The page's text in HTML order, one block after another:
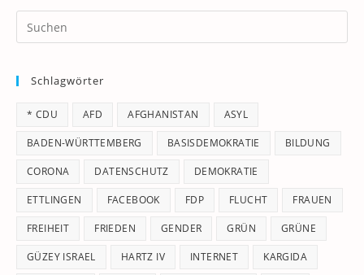
Schlagwörter
* CDU AFD AFGHANISTAN ASYL
BADEN-WÜRTTEMBERG BASISDEMOKRATIE BILDUNG
CORONA DATENSCHUTZ DEMOKRATIE
ETTLINGEN FACEBOOK FDP FLUCHT FRAUEN
FREIHEIT FRIEDEN GENDER GRÜN GRÜNE
GÜZEY ISRAEL HARTZ IV INTERNET KARGIDA